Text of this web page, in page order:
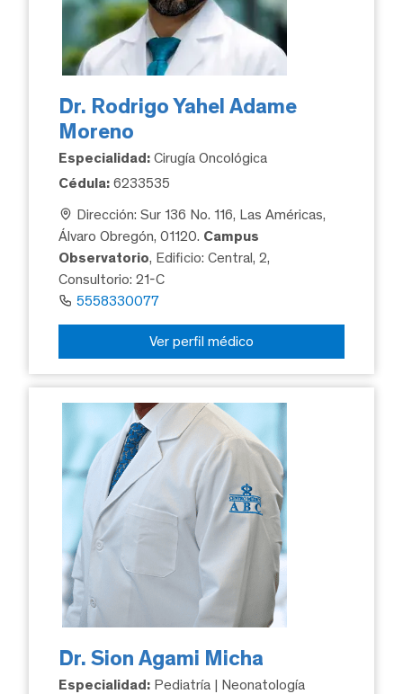
Dr. Rodrigo Yahel Adame
Moreno
Especialidad: Cirugía Oncológica
Cédula: 6233535
Dirección: Sur 136 No. 116, Las Américas,
Álvaro Obregón, 01120. Campus
Observatorio, Edificio: Central, 2,
Consultorio: 21-C
5558330077
Ver perfil médico
Dr. Sion Agami Micha
Especialidad: Pediatría | Neonatología